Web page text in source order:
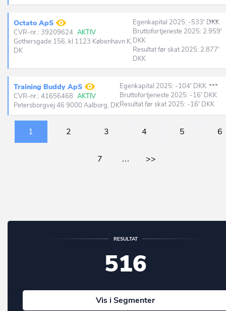
Octato ApS
CVR-nr.: 39209624 AKTIV
Gothersgade 156, kl 1123 København K,
DK
Egenkapital 2025: -533' DKK
Bruttofortjeneste 2025: 2.959'
DKK
Resultat før skat 2025: 2.877'
DKK
Training Buddy ApS
CVR-nr.: 41656468 AKTIV
Petersborgvej 46 9000 Aalborg, DK
Egenkapital 2025: -104' DKK
Bruttofortjeneste 2025: -16' DKK
Resultat før skat 2025: -16' DKK
1 2 3 4 5 6
7 … >>
RESULTAT
516
Vis i Segmenter